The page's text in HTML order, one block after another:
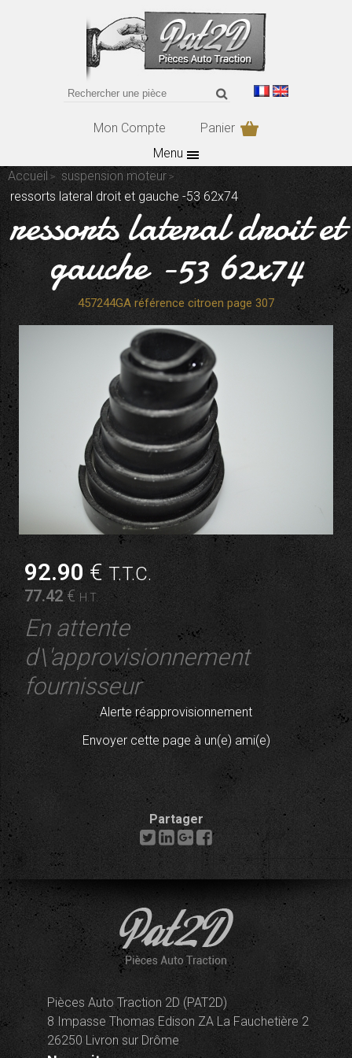
Mon Compte
Panier
Menu
Accueil
suspension moteur
ressorts lateral droit et gauche -53 62x74
ressorts lateral droit et
gauche -53 62x74
457244GA référence citroen page 307
92.90 €T.T.C.
77.42€ H.T.
En attente
d\'approvisionnement
fournisseur
Alerte réapprovisionnement
Envoyer cette page à un(e) ami(e)
Partager
Pièces Auto Traction 2D (PAT2D)
8 Impasse Thomas Edison ZA La Fauchetière 2
26250 Livron sur Drôme